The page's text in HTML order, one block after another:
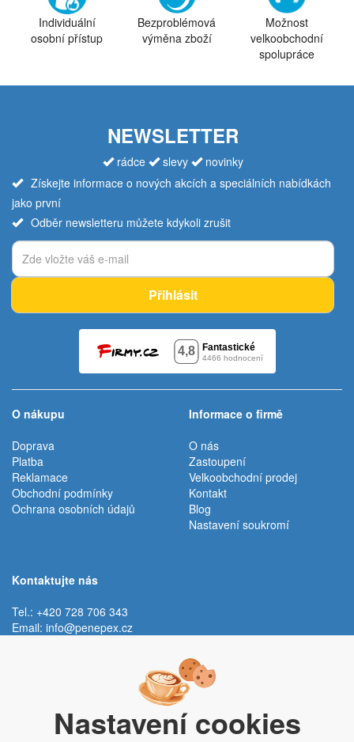
Individuální
osobní přístup
Bezproblémová
výměna zboží
Možnost
velkoobchodní
spolupráce
NEWSLETTER
rádce slevy
novinky
Získejte informace o nových akcích a speciálních nabídkách
jako první
Odběr newsletteru můžete kdykoli zrušit
Přihlásit
O nákupu
Doprava
Platba
Reklamace
Obchodní podmínky
Ochrana osobních údajů
Informace o firmě
O nás
Zastoupení
Velkoobchodní prodej
Kontakt
Blog
Nastavení soukromí
Kontaktujte nás
Tel.: +420 728 706 343
Email: info@penepex.cz
Trávník 2076, 686 03 Staré Město
Nastavení cookies